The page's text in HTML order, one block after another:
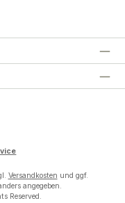
Versandkosten und ggf.
angegeben.
Reserved.